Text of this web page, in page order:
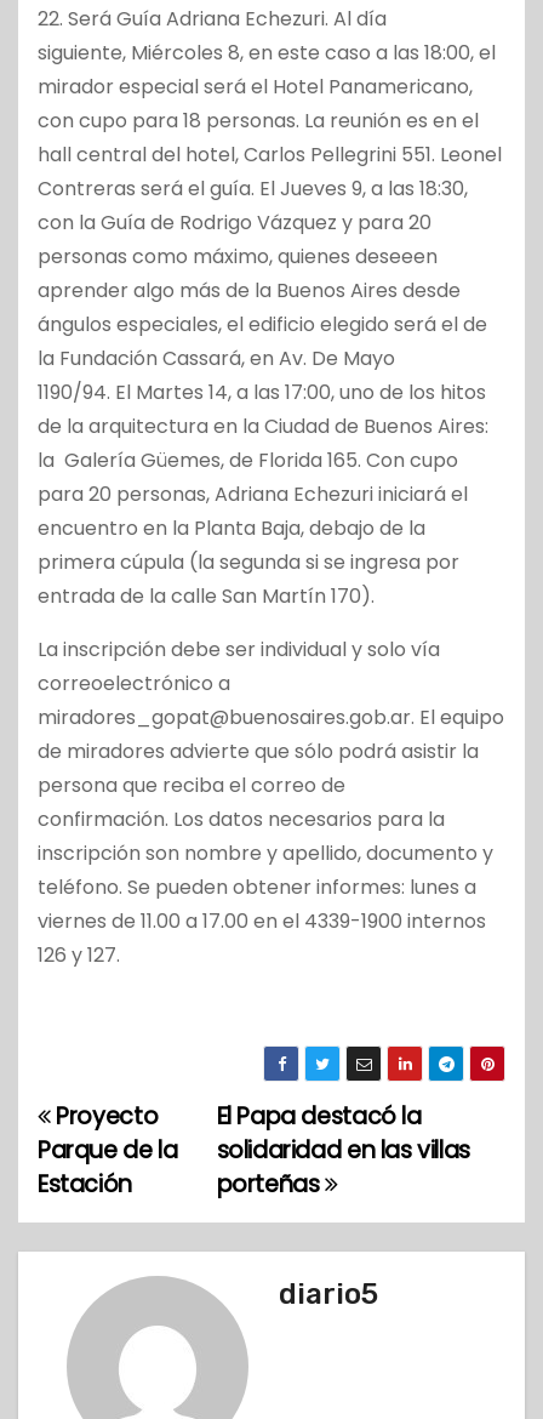
22. Será Guía Adriana Echezuri. Al día
siguiente, Miércoles 8, en este caso a las 18:00, el
mirador especial será el Hotel Panamericano,
con cupo para 18 personas. La reunión es en el
hall central del hotel, Carlos Pellegrini 551. Leonel
Contreras será el guía. El Jueves 9, a las 18:30,
con la Guía de Rodrigo Vázquez y para 20
personas como máximo, quienes deseeen
aprender algo más de la Buenos Aires desde
ángulos especiales, el edificio elegido será el de
la Fundación Cassará, en Av. De Mayo
1190/94. El Martes 14, a las 17:00, uno de los hitos
de la arquitectura en la Ciudad de Buenos Aires:
la Galería Güemes, de Florida 165. Con cupo
para 20 personas, Adriana Echezuri iniciará el
encuentro en la Planta Baja, debajo de la
primera cúpula (la segunda si se ingresa por
entrada de la calle San Martín 170).
La inscripción debe ser individual y solo vía
correoelectrónico a
miradores_gopat@buenosaires.gob.ar. El equipo
de miradores advierte que sólo podrá asistir la
persona que reciba el correo de
confirmación. Los datos necesarios para la
inscripción son nombre y apellido, documento y
teléfono. Se pueden obtener informes: lunes a
viernes de 11.00 a 17.00 en el 4339-1900 internos
126 y 127.
N
a
v
El Papa destacó la
solidaridad en las villas
porteñas
Proyecto
Parque de la
Estación
diario5